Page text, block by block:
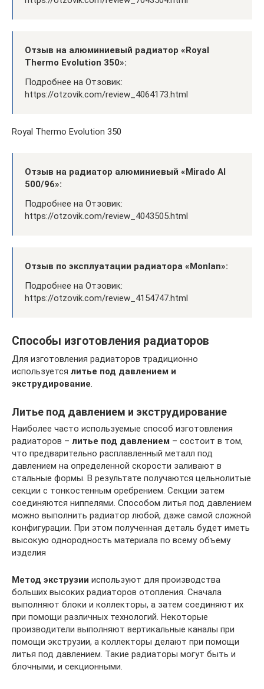
Отзыв на алюминиевый радиатор «Royal
Thermo Evolution 350»:
Подробнее на Отзовик:
https://otzovik.com/review_4064173.html
Royal Thermo Evolution 350
Отзыв на радиатор алюминиевый «Mirado Al
500/96»:
Подробнее на Отзовик:
https://otzovik.com/review_4043505.html
Отзыв по эксплуатации радиатора «Monlan»:
Подробнее на Отзовик:
https://otzovik.com/review_4154747.html
Способы изготовления радиаторов
Для изготовления радиаторов традиционно
используется литье под давлением и
экструдирование.
Литье под давлением и экструдирование
Наиболее часто используемые способ изготовления
радиаторов – литье под давлением – состоит в том,
что предварительно расплавленный металл под
давлением на определенной скорости заливают в
стальные формы. В результате получаются цельнолитые
секции с тонкостенным оребрением. Секции затем
соединяются ниппелями. Способом литья под давлением
можно выполнить радиатор любой, даже самой сложной
конфигурации. При этом полученная деталь будет иметь
высокую однородность материала по всему объему
изделия
Метод экструзии используют для производства
больших высоких радиаторов отопления. Сначала
выполняют блоки и коллекторы, а затем соединяют их
при помощи различных технологий. Некоторые
производители выполняют вертикальные каналы при
помощи экструзии, а коллекторы делают при помощи
литья под давлением. Такие радиаторы могут быть и
блочными, и секционными.